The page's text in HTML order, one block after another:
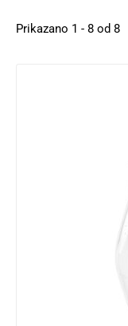
Prikazano 1 - 8 od 8